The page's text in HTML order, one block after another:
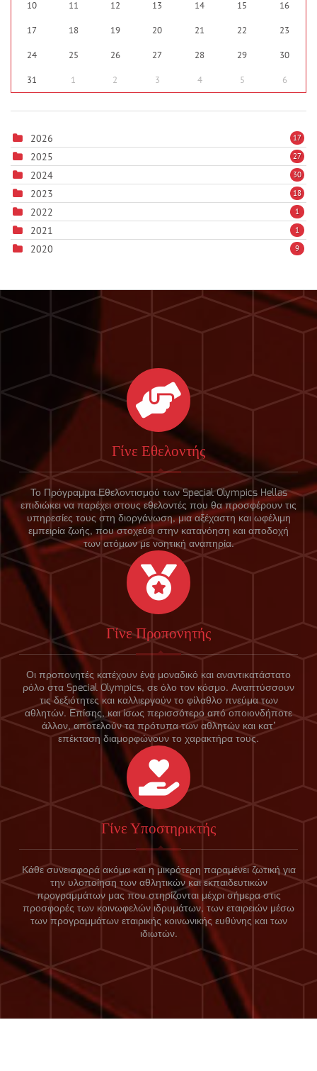
10 11 12 13 14 15 16
17 18 19 20 21 22 23
24 25 26 27 28 29 30
31 1 2 3 4 5 6
2026 17
2025 27
2024 30
2023 18
2022 1
2021 1
2020 9
Γίνε Εθελοντής
Το Πρόγραμμα Εθελοντισμού των Special Olympics Hellas
επιδιώκει να παρέχει στους εθελοντές που θα προσφέρουν τις
υπηρεσίες τους στη διοργάνωση, μια αξέχαστη και ωφέλιμη
εμπειρία ζωής, που στοχεύει στην κατανόηση και αποδοχή
των ατόμων με νοητική αναπηρία.
Γίνε Προπονητής
Οι προπονητές κατέχουν ένα μοναδικό και αναντικατάστατο
ρόλο στα Special Olympics, σε όλο τον κόσμο. Αναπτύσσουν
τις δεξιότητες και καλλιεργούν το φίλαθλο πνεύμα των
αθλητών. Επίσης, και ίσως περισσότερο από οποιονδήποτε
άλλον, αποτελούν τα πρότυπα των αθλητών και κατ’
επέκταση διαμορφώνουν το χαρακτήρα τους.
Γίνε Υποστηρικτής
Κάθε συνεισφορά ακόμα και η μικρότερη παραμένει ζωτική για
την υλοποίηση των αθλητικών και εκπαιδευτικών
προγραμμάτων μας που στηρίζονται μέχρι σήμερα στις
προσφορές των κοινωφελών ιδρυμάτων, των εταιρειών μέσω
των προγραμμάτων εταιρικής κοινωνικής ευθύνης και των
ιδιωτών.